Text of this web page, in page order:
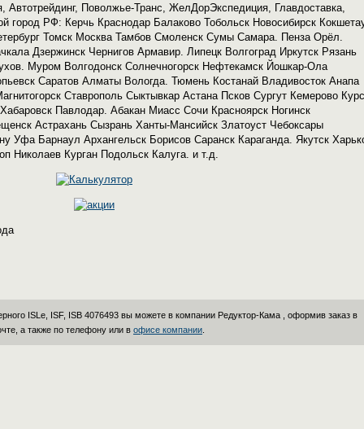
Автотрейдинг, Поволжье-Транс, ЖелДорЭкспедиция, Главдоставка,
город РФ: Керчь Краснодар Балаково Тобольск Новосибирск
Томск Москва Тамбов Смоленск Сумы Самара. Пенза Орёл.
Дзержинск Чернигов Армавир. Липецк Волгоград Иркутск Рязань
Муром Волгодонск Солнечногорск Нефтекамск Йошкар-Ола
Саратов Алматы Вологда. Тюмень Костанай Владивосток Анапа
Ставрополь Сыктывкар Астана Псков Сургут Кемерово
Павлодар. Абакан Миасс Сочи Красноярск Ногинск
Астрахань Сызрань Ханты-Мансийск Златоуст Чебоксары
Уфа Барнаул Архангельск Борисов Саранск Караганда. Якутск
Николаев Курган Подольск Калуга. и т.д.
ISLe, ISF, ISB 4076493 вы можете в компании Редуктор-Кама , оформив заказ в
а также по телефону или в офисе компании